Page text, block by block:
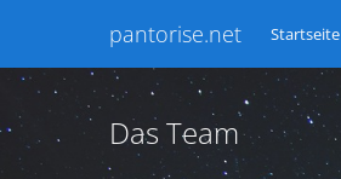
pantorise.net Startseite
Das Team